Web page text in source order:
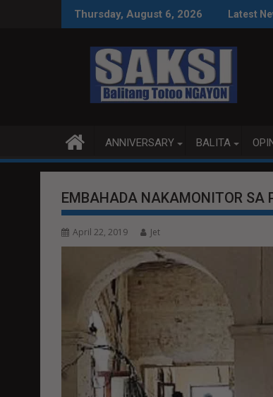
Thursday, August 6, 2026 Latest
Smart Dental Tech
PULITIKA KAYSA LEGAL SA IMPEACHMENT TRIAL
LOCALIZED
ANNIVERSARY BALITA
EMBAHADA NAKAMONITOR SA
April 22, 2019 Jet